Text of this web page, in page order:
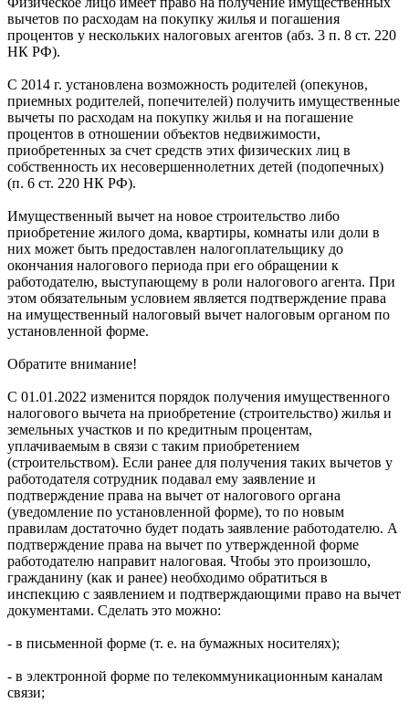
вычетов по расходам на покупку жилья и погашения
процентов у нескольких налоговых агентов (абз. 3 п. 8 ст. 220
НК РФ).
С 2014 г. установлена возможность родителей (опекунов,
приемных родителей, попечителей) получить имущественные
вычеты по расходам на покупку жилья и на погашение
процентов в отношении объектов недвижимости,
приобретенных за счет средств этих физических лиц в
собственность их несовершеннолетних детей (подопечных)
(п. 6 ст. 220 НК РФ).
Имущественный вычет на новое строительство либо
приобретение жилого дома, квартиры, комнаты или доли в
них может быть предоставлен налогоплательщику до
окончания налогового периода при его обращении к
работодателю, выступающему в роли налогового агента. При
этом обязательным условием является подтверждение права
на имущественный налоговый вычет налоговым органом по
установленной форме.
Обратите внимание!
С 01.01.2022 изменится порядок получения имущественного
налогового вычета на приобретение (строительство) жилья и
земельных участков и по кредитным процентам,
уплачиваемым в связи с таким приобретением
(строительством). Если ранее для получения таких вычетов у
работодателя сотрудник подавал ему заявление и
подтверждение права на вычет от налогового органа
(уведомление по установленной форме), то по новым
правилам достаточно будет подать заявление работодателю. А
подтверждение права на вычет по утвержденной форме
работодателю направит налоговая. Чтобы это произошло,
гражданину (как и ранее) необходимо обратиться в
инспекцию с заявлением и подтверждающими право на вычет
документами. Сделать это можно:
- в письменной форме (т. е. на бумажных носителях);
- в электронной форме по телекоммуникационным каналам
связи;